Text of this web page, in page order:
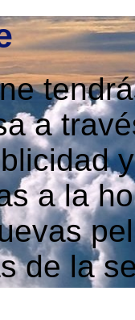
a
a la
de la